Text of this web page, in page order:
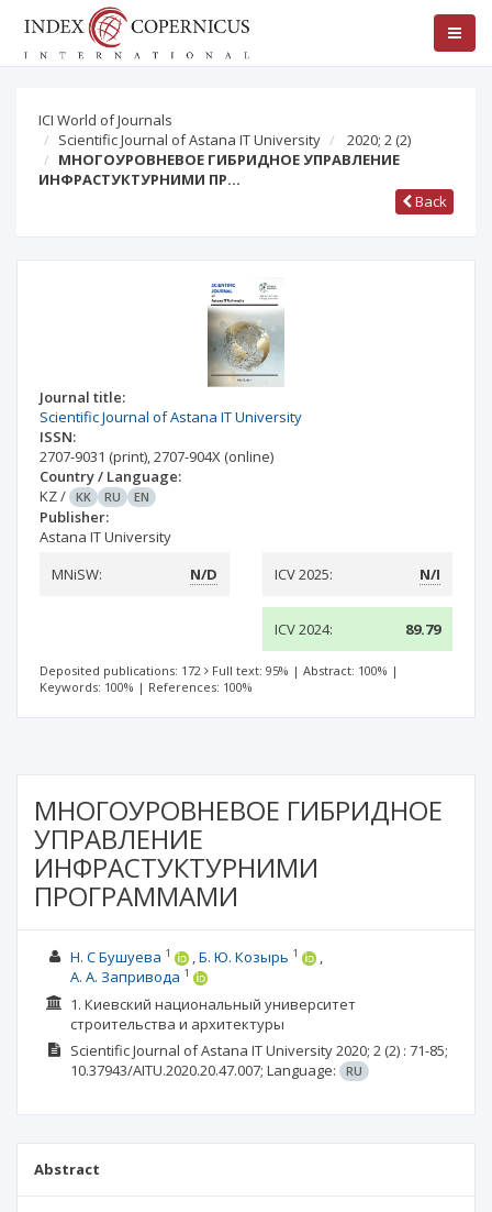
ICI World of Journals
Scientific Journal of Astana IT University
2020; 2 (2)
МНОГОУРОВНЕВОЕ ГИБРИДНОЕ УПРАВЛЕНИЕ
ИНФРАСТУКТУРНИМИ ПР…
Back
Journal title:
Scientific Journal of Astana IT University
ISSN:
2707-9031 (print),2707-904X (online)
Country / Language:
KZ/ KK RU EN
Publisher:
Astana IT University
MNiSW:
N/D ICV 2025: N/I
ICV 2024: 89.79
Deposited publications: 172 Full text: 95% | Abstract: 100% |
Keywords: 100% | References: 100%
МНОГОУРОВНЕВОЕ ГИБРИДНОЕ
УПРАВЛЕНИЕ
ИНФРАСТУКТУРНИМИ
ПРОГРАММАМИ
Н. С Бушуева 1 Б. Ю. Козырь 1
А. А. Запривода 1
1. Киевский национальный университет
строительства и архитектуры
Scientific Journal of Astana IT University2020; 2(2) : 71-85;
10.37943/AITU.2020.20.47.007; Language: RU
Abstract